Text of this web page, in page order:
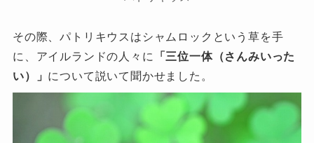
その際、パトリキウスはシャムロックという草を手
に、アイルランドの人々に
「三位一体（さんみいった
い）」 について説いて聞かせました。